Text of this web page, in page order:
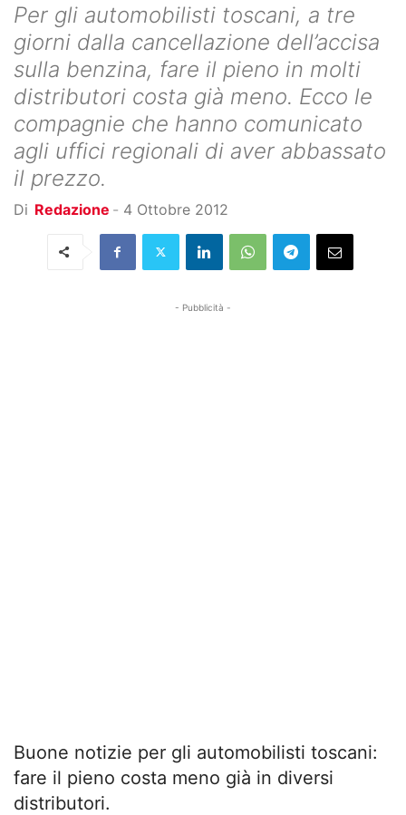
Per gli automobilisti toscani, a tre
giorni dalla cancellazione dell’accisa
sulla benzina, fare il pieno in molti
distributori costa già meno. Ecco le
compagnie che hanno comunicato
agli uffici regionali di aver abbassato
il prezzo.
Di Redazione - 4 Ottobre 2012
- Pubblicità -
Buone notizie per gli automobilisti toscani:
fare il pieno costa meno già in diversi
distributori.